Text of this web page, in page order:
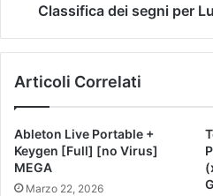
Classifica dei segni per
Articoli Correlati
Ableton Live Portable +
Keygen [Full] [no Virus]
MEGA
Marzo 22, 2026